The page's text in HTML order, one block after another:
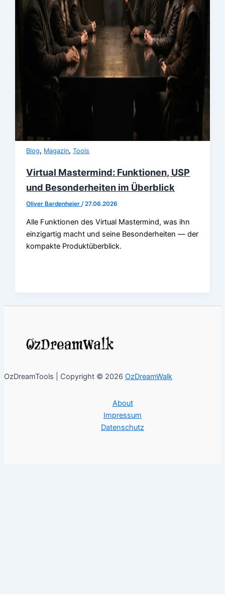
Blog, Magazin,Tools
Virtual Mastermind: Funktionen, USP
und Besonderheiten im Überblick
Oliver Bardenheier/27.06.2026
Alle Funktionen des Virtual Mastermind, was ihn
einzigartig macht und seine Besonderheiten — der
kompakte Produktüberblick.
OzDreamTools | Copyright © 2026 OzDreamWalk
About
Impressum
Datenschutz